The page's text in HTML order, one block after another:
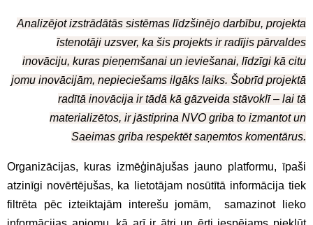
Analizējot izstrādātās sistēmas līdzšinējo darbību, projekta
īstenotāji uzsver, ka šis projekts ir radījis pārvaldes
inovāciju, kuras pieņemšanai un ieviešanai, līdzīgi kā citu
jomu inovācijām, nepieciešams ilgāks laiks. Šobrīd projektā
radītā inovācija ir tādā kā gāzveida stāvoklī – lai tā
materializētos, ir jāstiprina NVO griba to izmantot un
Saeimas griba respektēt saņemtos komentārus.
Organizācijas, kuras izmēģinājušas jauno platformu, īpaši
atzinīgi novērtējušas, ka lietotājam nosūtītā informācija tiek
filtrēta pēc izteiktajām interešu jomām, samazinot lieko